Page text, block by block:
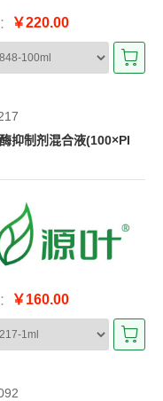
￥220.00
抑制剂混合液(100×PI
￥160.00